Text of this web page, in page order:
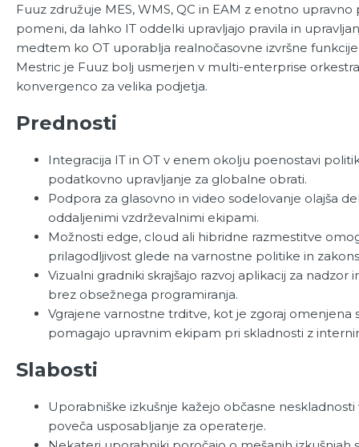
Fuuz združuje MES, WMS, QC in EAM z enotno upravno
pomeni, da lahko IT oddelki upravljajo pravila in
medtem ko OT uporablja realnočasovne izvršne
Mestric je Fuuz bolj usmerjen v multi-enterprise
konvergenco za velika podjetja.
Prednosti
Integracija IT in OT v enem okolju poenostavi
podatkovno upravljanje za globalne obrati.
Podpora za glasovno in video sodelovanje olajša
oddaljenimi vzdrževalnimi ekipami.
Možnosti edge, cloud ali hibridne razmestitve
prilagodljivost glede na varnostne politike in
Vizualni gradniki skrajšajo razvoj aplikacij za nadzor
brez obsežnega programiranja.
Vgrajene varnostne trditve, kot je zgoraj omenjena
pomagajo upravnim ekipam pri skladnosti z
Slabosti
Uporabniške izkušnje kažejo občasne neskladnosti
poveča usposabljanje za operaterje.